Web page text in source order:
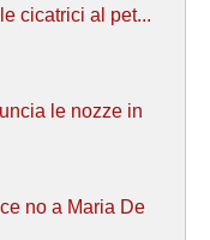
cicatrici al pet...
le nozze in
no a Maria De